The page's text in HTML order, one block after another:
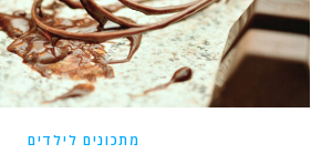
מתכונים לילדים